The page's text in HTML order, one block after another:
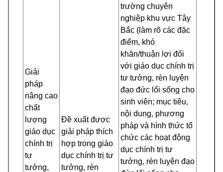
Giải
pháp
nâng cao
chất
lượng
giáo dục
chính trị
tư
tưởng,
Đề xuất được
giải pháp thích
hợp trong giáo
dục chính trị tư
tưởng, rèn
trường chuyên
nghiệp khu vực Tây
Bắc (làm rõ các đặc
điểm, khó
khăn/thuận lợi đối
với giáo dục chính trị
tư tưởng, rèn luyện
đạo đức lối sống cho
sinh viên; mục tiêu,
nội dung, phương
pháp và hình thức tổ
chức các hoạt động
dục chính trị tư
tưởng, rèn luyện đạo